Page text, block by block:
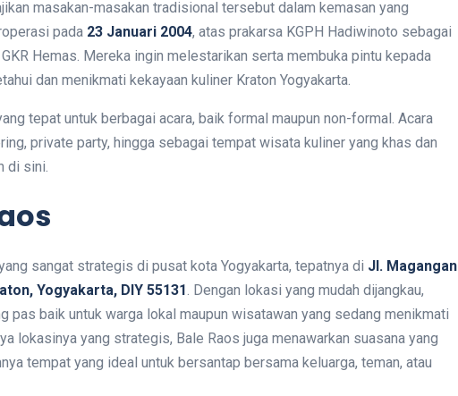
masakan-masakan tradisional tersebut dalam kemasan yang
pada 23 Januari 2004, atas prakarsa KGPH Hadiwinoto sebagai
Hemas. Mereka ingin melestarikan serta membuka pintu kepada
dan menikmati kekayaan kuliner Kraton Yogyakarta.
tepat untuk berbagai acara, baik formal maupun non-formal. Acara
private party, hingga sebagai tempat wisata kuliner yang khas dan
di sini.
sangat strategis di pusat kota Yogyakarta, tepatnya di Jl. Magangan
Yogyakarta, DIY 55131. Dengan lokasi yang mudah dijangkau,
pas baik untuk warga lokal maupun wisatawan yang sedang menikmati
lokasinya yang strategis, Bale Raos juga menawarkan suasana yang
tempat yang ideal untuk bersantap bersama keluarga, teman, atau